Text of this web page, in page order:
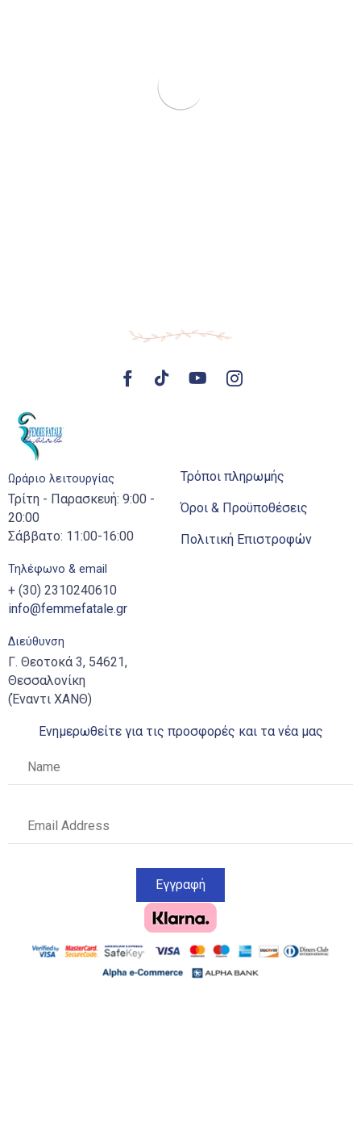
Ωράριο λειτουργίας
Τρίτη - Παρασκευή: 9:00 -
20:00
Σάββατο: 11:00-16:00
Τηλέφωνο & email
+ (30) 2310240610
info@femmefatale.gr
Διεύθυνση
Γ. Θεοτοκά 3, 54621,
Θεσσαλονίκη
(Έναντι ΧΑΝΘ)
Τρόποι πληρωμής
Όροι & Προϋποθέσεις
Πολιτική Επιστροφών
Ενημερωθείτε για τις προσφορές και τα νέα μας
Εγγραφή